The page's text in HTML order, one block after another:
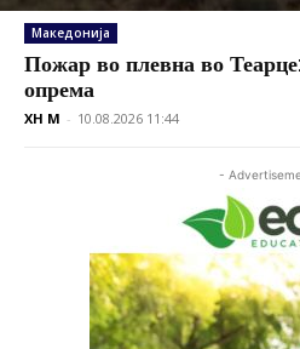
Македонија
Пожар во плевна во
опрема
XH M - 10.08.2026 11:44
-